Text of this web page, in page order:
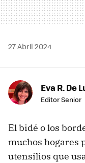
27 Abril 2024
Eva R. De
Editor Senior
El bidé o los
muchos hogares
utensilios que